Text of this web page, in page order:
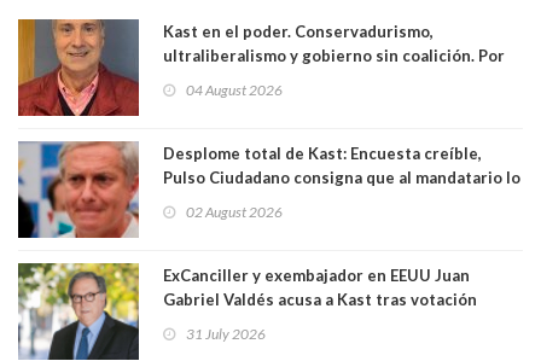
Kast en el poder. Conservadurismo,
ultraliberalismo y gobierno sin coalición. Por
04 August 2026
Desplome total de Kast: Encuesta creíble,
Pulso Ciudadano consigna que al mandatario lo
sacó en primera vuelta. Rechazo es de 58.9% y
64.8%
02 August 2026
ExCanciller y exembajador en EEUU Juan
Gabriel Valdés acusa a Kast tras votación
"Si hay una persona responsable es él"
31 July 2026